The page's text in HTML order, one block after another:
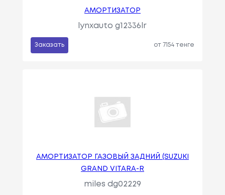
АМОРТИЗАТОР
lynxauto g12336lr
Заказать от 7154 тенге
АМОРТИЗАТОР ГАЗОВЫЙ ЗАДНИЙ (SUZUKI
GRAND VITARA-R
miles dg02229